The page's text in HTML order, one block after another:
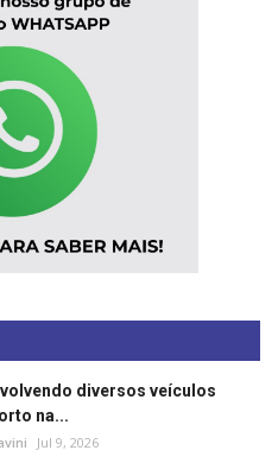
diversos veículos
na...
Jul 9, 2026